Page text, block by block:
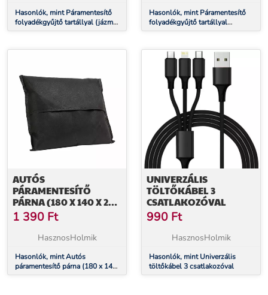
Hasonlók, mint Páramentesítő
folyadékgyűjtő tartállyal (jázmin
illat, 300 ml)
Hasonlók, mint Páramentesítő
folyadékgyűjtő tartállyal
(levendula illat, 300 ml)
AUTÓS
PÁRAMENTESÍTŐ
PÁRNA (180 X 140 X 29
MM)
1 390 Ft
HasznosHolmik
Hasonlók, mint Autós
páramentesítő párna (180 x 140
x 29 mm)
UNIVERZÁLIS
TÖLTŐKÁBEL 3
CSATLAKOZÓVAL
990 Ft
HasznosHolmik
Hasonlók, mint Univerzális
töltőkábel 3 csatlakozóval